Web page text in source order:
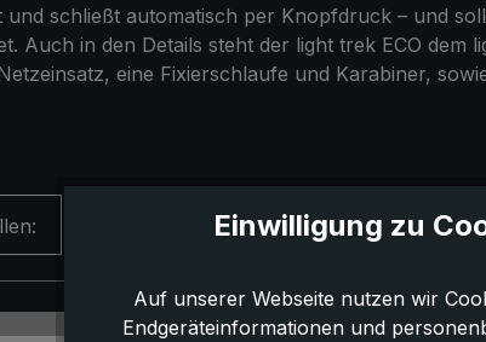
schließt automatisch per Knopfdruck – und
Auch in den Details steht der light trek ECO dem
eine Fixierschlaufe und Karabiner,
Einwilligung zu
Auf unserer Webseite nutzen wir
Endgeräteinformationen und